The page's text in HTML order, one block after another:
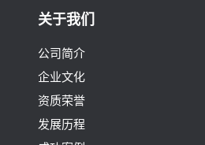
关于我们
公司简介
企业文化
资质荣誉
发展历程